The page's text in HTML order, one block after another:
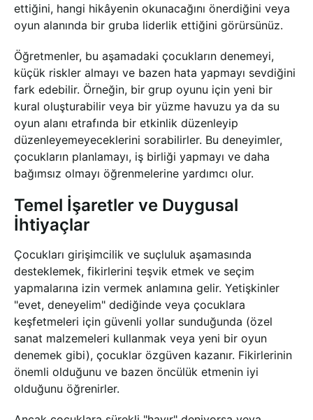
ettiğini, hangi hikâyenin okunacağını önerdiğini veya
oyun alanında bir gruba liderlik ettiğini görürsünüz.
Öğretmenler, bu aşamadaki çocukların denemeyi,
küçük riskler almayı ve bazen hata yapmayı sevdiğini
fark edebilir. Örneğin, bir grup oyunu için yeni bir
kural oluşturabilir veya bir yüzme havuzu ya da su
oyun alanı etrafında bir etkinlik düzenleyip
düzenleyemeyeceklerini sorabilirler. Bu deneyimler,
çocukların planlamayı, iş birliği yapmayı ve daha
bağımsız olmayı öğrenmelerine yardımcı olur.
Temel İşaretler ve Duygusal
İhtiyaçlar
Çocukları girişimcilik ve suçluluk aşamasında
desteklemek, fikirlerini teşvik etmek ve seçim
yapmalarına izin vermek anlamına gelir. Yetişkinler
"evet, deneyelim" dediğinde veya çocuklara
keşfetmeleri için güvenli yollar sunduğunda (özel
sanat malzemeleri kullanmak veya yeni bir oyun
denemek gibi), çocuklar özgüven kazanır. Fikirlerinin
önemli olduğunu ve bazen öncülük etmenin iyi
olduğunu öğrenirler.